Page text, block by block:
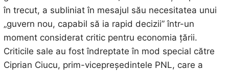
în trecut, a subliniat în mesajul său necesitatea unui
„guvern nou, capabil să ia rapid decizii” într-un
moment considerat critic pentru economia țării.
Criticile sale au fost îndreptate în mod special către
Ciprian Ciucu, prim-vicepreședintele PNL, care a